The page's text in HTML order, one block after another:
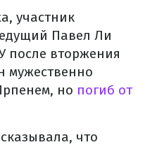
участник
Павел Ли
после вторжения
мужественно
но погиб от
что